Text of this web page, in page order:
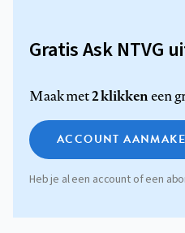
Gratis Ask NTVG
Maak met2 klikkeneen
ACCOUNT
Heb je al een account of een